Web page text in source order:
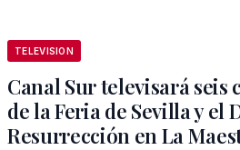
TELEVISION
Canal Sur televisará seis
de la Feria de Sevilla y el
Resurrección en La